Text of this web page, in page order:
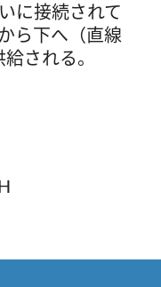
に接続されて
ら下へ（直線
される。